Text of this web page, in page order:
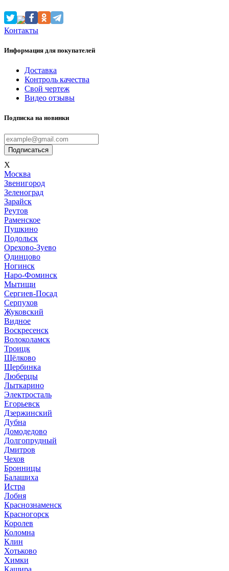
Контакты
Информация для покупателей
Доставка
Контроль качества
Свой чертеж
Видео отзывы
Подписка на новинки
Подписаться
X
Мoсква
Звенигород
Зеленоград
Зарайск
Реутов
Раменское
Пушкино
Подольск
Орехово-Зуево
Одинцово
Ногинск
Наро-Фоминск
Мытищи
Сергиев-Посад
Серпухов
Жуковский
Видное
Воскресенск
Волоколамск
Троицк
Щёлково
Щербинка
Люберцы
Лыткарино
Электросталь
Егорьевск
Дзержинский
Дубна
Домодедово
Долгопрудный
Дмитров
Чехов
Бронницы
Балашиха
Истра
Лобня
Краснознаменск
Красногорск
Королев
Коломна
Клин
Хотьково
Химки
Кашира